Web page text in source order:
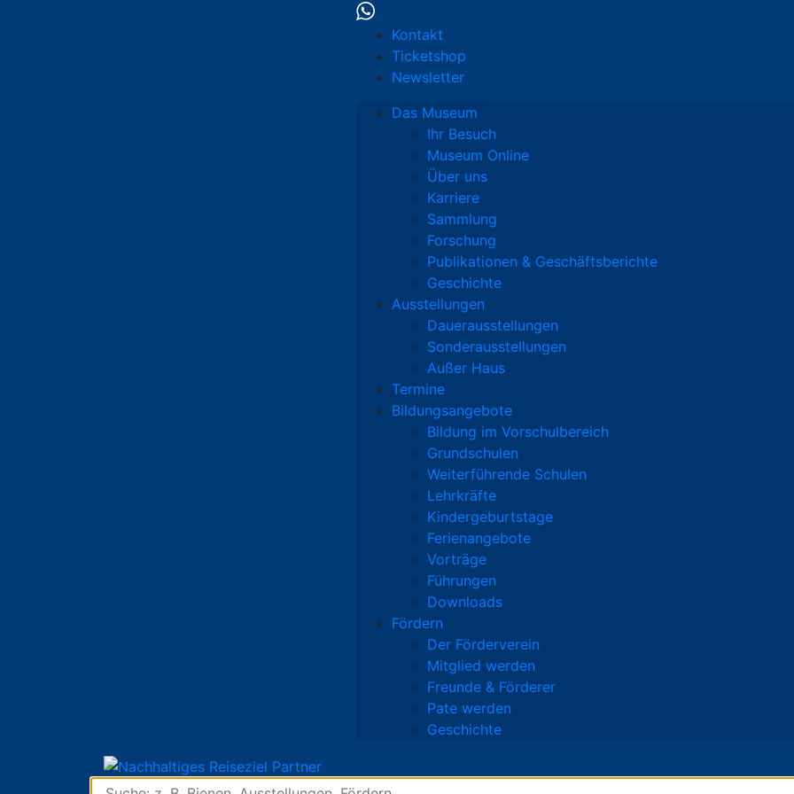
Kontakt
Ticketshop
Newsletter
Das Museum
Ihr Besuch
Museum Online
Über uns
Karriere
Sammlung
Forschung
Publikationen & Geschäftsberichte
Geschichte
Ausstellungen
Dauerausstellungen
Sonderausstellungen
Außer Haus
Termine
Bildungsangebote
Bildung im Vorschulbereich
Grundschulen
Weiterführende Schulen
Lehrkräfte
Kindergeburtstage
Ferienangebote
Vorträge
Führungen
Downloads
Fördern
Der Förderverein
Mitglied werden
Freunde & Förderer
Pate werden
Geschichte